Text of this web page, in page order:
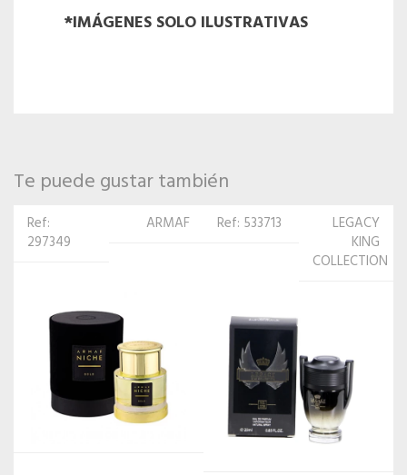
*IMÁGENES SOLO ILUSTRATIVAS
Te puede gustar también
Ref: 533713
LEGACY
Ref:
ISSEY
MIYAKE